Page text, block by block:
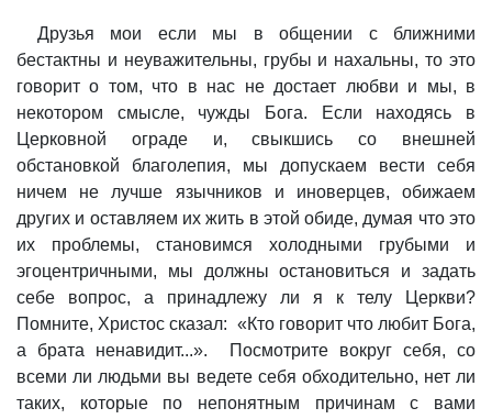
Друзья мои если мы в общении с ближними
бестактны и неуважительны, грубы и нахальны, то это
говорит о том, что в нас не достает любви и мы, в
некотором смысле, чужды Бога. Если находясь в
Церковной ограде и, свыкшись со внешней
обстановкой благолепия, мы допускаем вести себя
ничем не лучше язычников и иноверцев, обижаем
других и оставляем их жить в этой обиде, думая что это
их проблемы, становимся холодными грубыми и
эгоцентричными, мы должны остановиться и задать
себе вопрос, а принадлежу ли я к телу Церкви?
Помните, Христос сказал: «Кто говорит что любит Бога,
а брата ненавидит...».
Посмотрите вокруг себя, со
всеми ли людьми вы ведете себя обходительно, нет ли
таких, которые по непонятным причинам с вами